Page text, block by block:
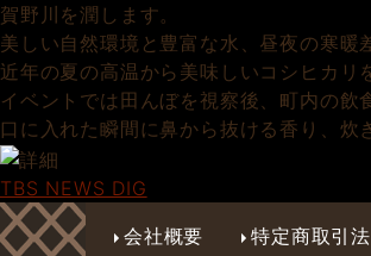
賀野川を潤します。
美しい自然環境と豊富な水、昼夜の寒
近年の夏の高温から美味しいコシヒカ
イベントでは田んぼを視察後、町内の
口に入れた瞬間に鼻から抜ける香り、
TBS NEWS DIG
会社概要
特定商取引